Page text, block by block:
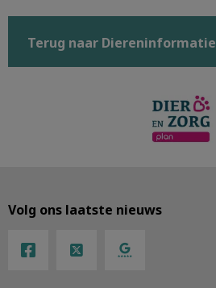
Terug naar Diereninformatie
Volg ons laatste nieuws